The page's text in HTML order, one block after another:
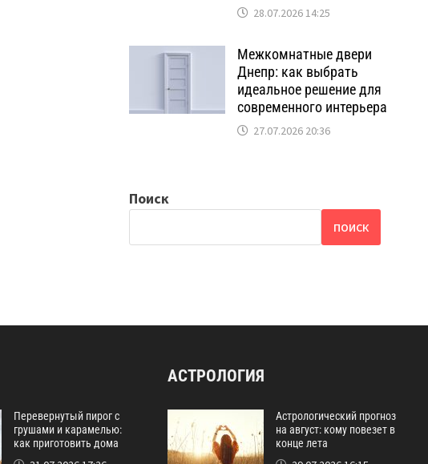
28.07.2026 14:25
Межкомнатные двери
Днепр: как выбрать
идеальное решение для
современного интерьера
27.07.2026 20:36
Поиск
ПОИСК
Перевернутый пирог с
грушами и карамелью:
как приготовить дома
АСТРОЛОГИЯ
Астрологический прогноз
на август: кому повезет в
конце лета